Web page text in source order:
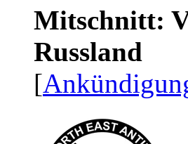
Mitschnitt:
Russland
[